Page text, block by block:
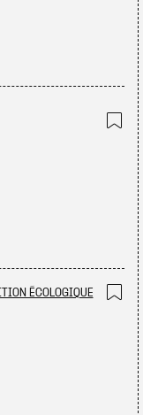
ÉCOLOGIQUE